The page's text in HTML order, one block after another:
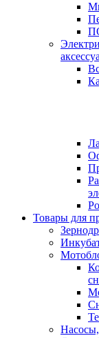
Товары для